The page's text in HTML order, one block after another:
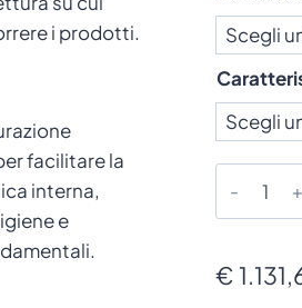
i prodotti.
facilitare la
interna,
e
9550i
€